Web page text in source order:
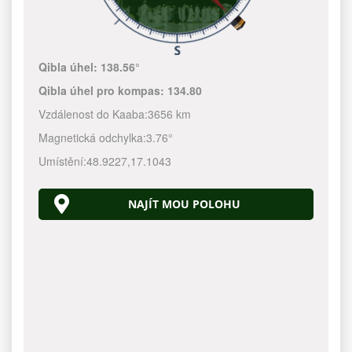
Qibla úhel: 138.56°
Qibla úhel pro kompas: 134.80
Vzdálenost do Kaaba:3656 km
Magnetická odchylka:3.76°
Umístění:48.9227,17.1043
NAJÍT MOU POLOHU